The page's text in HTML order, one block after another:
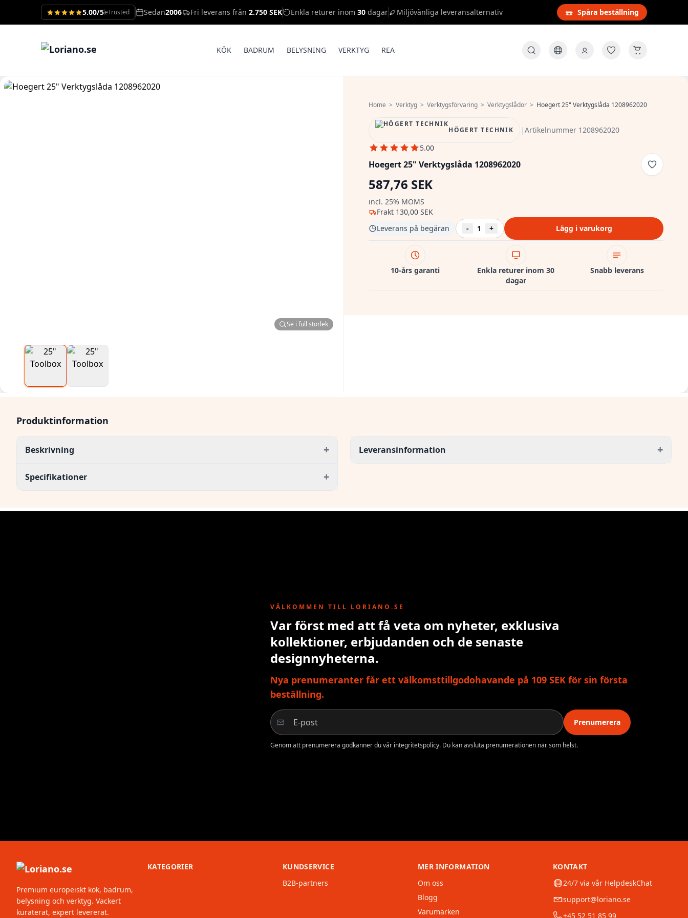
5.00/5eTrusted Sedan2006 Fri leverans från 2.750 SEK Enkla returer inom 30 dagar Miljövänliga leveransalternativ Spåra beställning
KÖK BADRUM BELYSNING VERKTYG REA
Se i full storlek
Home > Verktyg > Verktygsförvaring > Verktygslådor > Hoegert 25" Verktygslåda 1208962020
HÖGERT TECHNIK |Artikelnummer 1208962020
5.00
Hoegert 25" Verktygslåda 1208962020
587,76 SEK
incl. 25% MOMS
Frakt 130,00 SEK
Leverans på begäran
- 1 + Lägg i varukorg
10-års garanti
Enkla returer inom 30
dagar
Snabb leverans
Produktinformation
Beskrivning +
Specifikationer +
Leveransinformation +
VÄLKOMMEN TILL LORIANO.SE
Var först med att få veta om nyheter, exklusiva
kollektioner, erbjudanden och de senaste
designnyheterna.
Nya prenumeranter får ett välkomsttillgodohavande på 109 SEK för sin första
beställning.
Prenumerera
Genom att prenumerera godkänner du vår integritetspolicy. Du kan avsluta prenumerationen när som helst.
Premium europeiskt kök, badrum,
belysning och verktyg. Vackert
kuraterat, expert levererat.
KATEGORIER
KUNDSERVICE
B2B-partners
MER INFORMATION
Om oss
Blogg
Varumärken
KONTAKT
24/7 via vår HelpdeskChat
support@loriano.se
+45 52 51 85 99